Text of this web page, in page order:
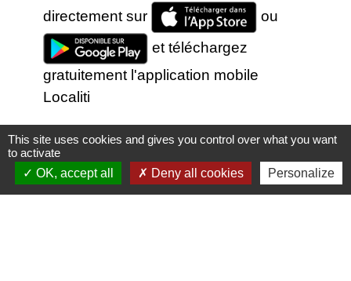
directement sur
ou
et téléchargez
gratuitement l'application mobile
Localiti
- Géolocalisez-vous et/ou recherchez
directement la localité "
"Tourville-en-Auge"
This site uses cookies and gives you control over what you want
to activate
OK, accept all
Deny all cookies Personalize